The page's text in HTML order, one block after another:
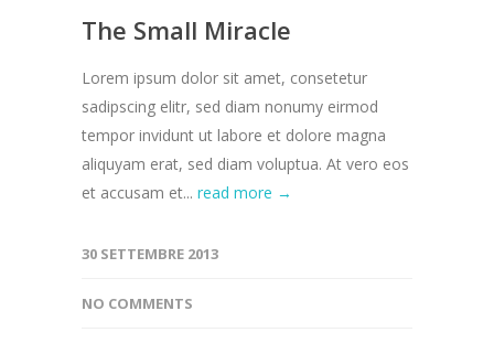
The Small Miracle
Lorem ipsum dolor sit amet, consetetur
sadipscing elitr, sed diam nonumy eirmod
tempor invidunt ut labore et dolore magna
aliquyam erat, sed diam voluptua. At vero eos
et accusam et... read more →
30 SETTEMBRE 2013
NO COMMENTS